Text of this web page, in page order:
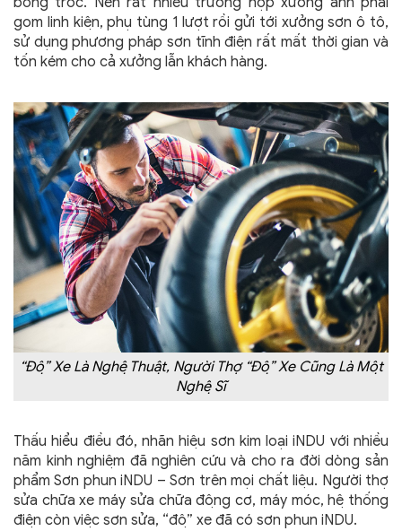
gom linh kiện, phụ tùng 1 lượt rồi gửi tới xưởng sơn ô tô,
sử dụng phương pháp sơn tĩnh điện rất mất thời gian và
tốn kém cho cả xưởng lẫn khách hàng.
“Độ” Xe Là Nghệ Thuật, Người Thợ “Độ” Xe Cũng Là Một
Nghệ Sĩ
Thấu hiểu điều đó, nhãn hiệu sơn kim loại iNDU với nhiều
năm kinh nghiệm đã nghiên cứu và cho ra đời dòng sản
phẩm Sơn phun iNDU – Sơn trên mọi chất liệu. Người thợ
sửa chữa xe máy sửa chữa động cơ, máy móc, hệ thống
điện còn việc sơn sửa, “độ” xe đã có sơn phun iNDU.